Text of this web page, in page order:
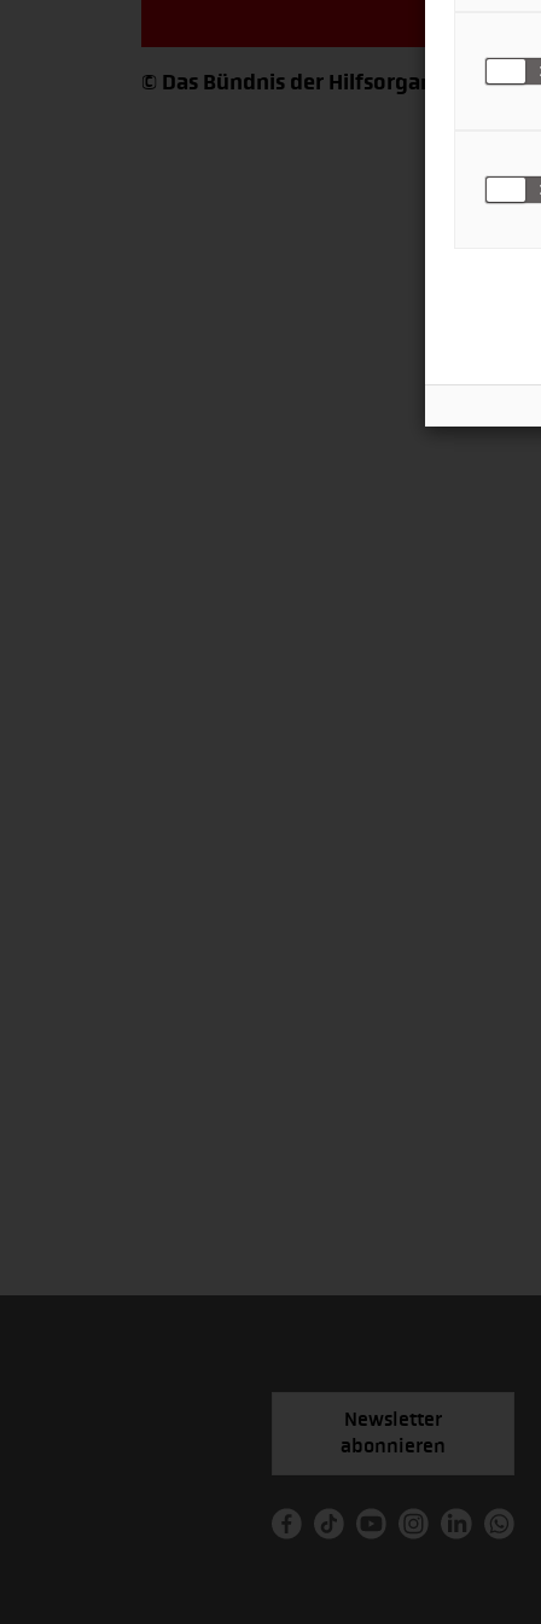
© Das Bündnis der Hilfsorgansationen:
Newsletter
abonnieren